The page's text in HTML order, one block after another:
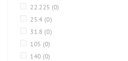
22.225 (0)
25.4 (0)
31.8 (0)
105 (0)
140 (0)